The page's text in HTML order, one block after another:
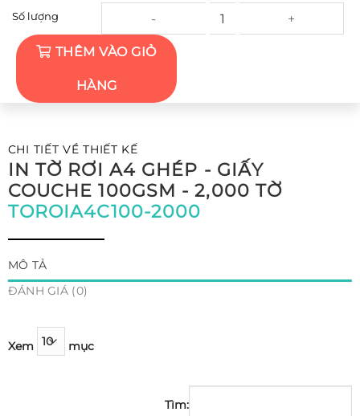
Số lượng In tờ rơi A4 ghép - Giấy Couche 100gsm -
THÊM VÀO GIỎ
HÀNG
CHI TIẾT VỀ THIẾT KẾ
IN TỜ RƠI A4 GHÉP - GIẤY
COUCHE 100GSM - 2,000 TỜ
TOROIA4C100-2000
MÔ TẢ
ĐÁNH GIÁ (0)
Xem mục
Tìm: